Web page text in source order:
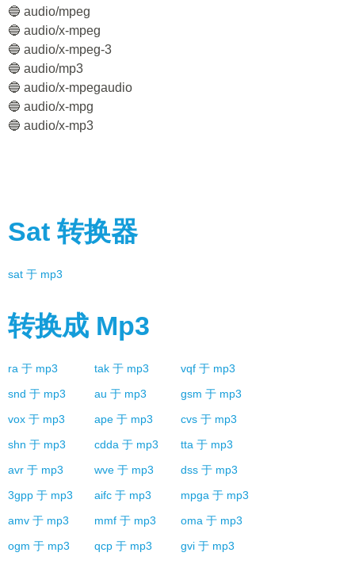
🔵 audio/mpeg
🔵 audio/x-mpeg
🔵 audio/x-mpeg-3
🔵 audio/mp3
🔵 audio/x-mpegaudio
🔵 audio/x-mpg
🔵 audio/x-mp3
Sat 转换器
sat 于 mp3
转换成 Mp3
ra 于 mp3 tak 于 mp3 vqf 于 mp3
snd 于 mp3 au 于 mp3 gsm 于 mp3
vox 于 mp3 ape 于 mp3 cvs 于 mp3
shn 于 mp3 cdda 于 mp3 tta 于 mp3
avr 于 mp3 wve 于 mp3 dss 于 mp3
3gpp 于 mp3 aifc 于 mp3 mpga 于 mp3
amv 于 mp3 mmf 于 mp3 oma 于 mp3
ogm 于 mp3 qcp 于 mp3 gvi 于 mp3